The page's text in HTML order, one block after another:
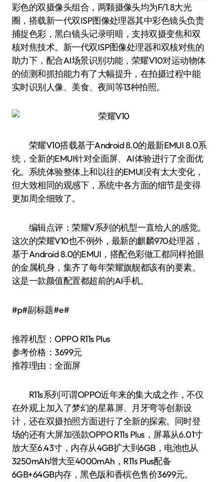
彩色的双摄像头组合，两颗摄像头均为F/1.8大光
圈，搭载新一代双ISP图像处理器其中彩色镜头负责
捕捉色彩，黑白镜头记录明暗，支持双摄变焦和双
核对焦技术。新一代双ISP图像处理器和双核对焦的
助力下，配合AI场景识别功能，荣耀V10对运动物体
的侦测和抓拍能力有了大幅提升，在拍摄过程中能
实时识别人像、美食、夜间等13种拍照。
荣耀V10搭载基于Android 8.0的最新EMUI 8.0系
统，全新的EMUI针对全面屏、AI体验进行了全面优
化。系统体验整体上和以往的EMUI没有太大变化，
但大致相同的观感下，系统中各方面的细节是变得
更加周全细致了。
编辑点评：荣耀V系列的机型一直给人的感觉。
这次的荣耀V10也不例外，最新的麒麟970处理器，
基于Android 8.0的EMUI，搭配色彩做工都同样抢眼
的金属机身，集齐了每年荣耀旗舰都该有的要素。
这是一款颜值配置都超前的AI手机。
#p#副标题#e#
推荐机型：OPPO R11s Plus
参考价格：3699元
推荐理由：全面屏
R11s系列可谓OPPO近年来的集大成之作，不仅
在外观上加入了梦幻的星幕屏、月牙弯等创新设
计，还在双摄拍照方面进行了全新的探索。同时登
场的还有大屏加强款OPPO R11s Plus，屏幕从6.01寸
放大至6.43寸，内存从4GB扩大到6GB，电池也从
3250mAh增大至4000mAh，R11s Plus配备
6GB+64GB内存，黑色版和香槟色售价3699元。